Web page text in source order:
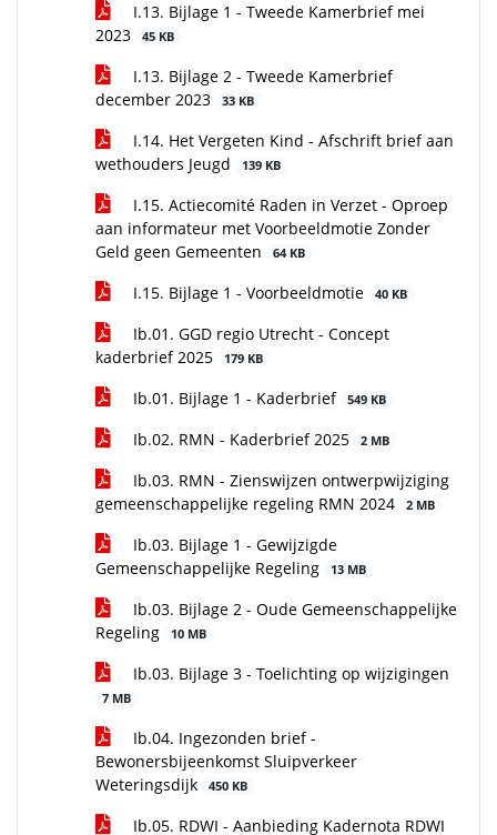
I.13. Bijlage 1 - Tweede Kamerbrief mei
2023
45 KB
I.13. Bijlage 2 - Tweede Kamerbrief
december 2023
33 KB
I.14. Het Vergeten Kind - Afschrift brief aan
wethouders Jeugd
139 KB
I.15. Actiecomité Raden in Verzet - Oproep
aan informateur met Voorbeeldmotie Zonder
Geld geen Gemeenten
64 KB
I.15. Bijlage 1 - Voorbeeldmotie 40 KB
Ib.01. GGD regio Utrecht - Concept
kaderbrief 2025
179 KB
Ib.01. Bijlage 1 - Kaderbrief 549 KB
Ib.02. RMN - Kaderbrief 2025 2 MB
Ib.03. RMN - Zienswijzen ontwerpwijziging
gemeenschappelijke regeling RMN 2024
2 MB
Ib.03. Bijlage 1 - Gewijzigde
Gemeenschappelijke Regeling
13 MB
Ib.03. Bijlage 2 - Oude Gemeenschappelijke
Regeling
10 MB
Ib.03. Bijlage 3 - Toelichting op wijzigingen
7 MB
Ib.04. Ingezonden brief -
Bewonersbijeenkomst Sluipverkeer
Weteringsdijk
450 KB
Ib.05. RDWI - Aanbieding Kadernota RDWI